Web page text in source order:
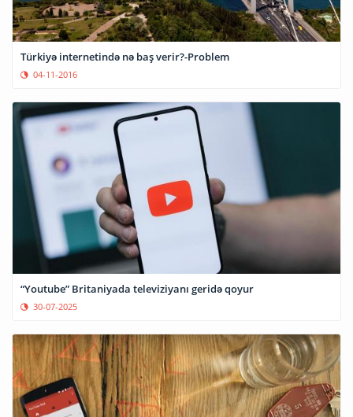
Türkiyə internetində nə baş verir?-Problem
04-11-2016
“Youtube” Britaniyada televiziyanı geridə qoyur
30-07-2025